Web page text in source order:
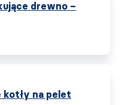
drewno –
na pelet